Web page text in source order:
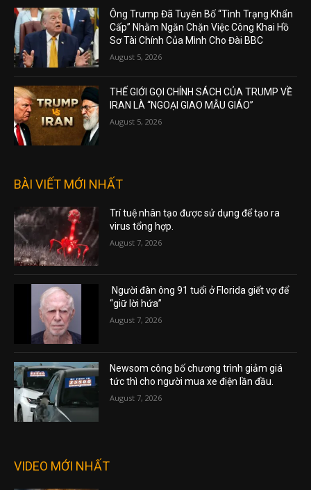
Ông Trump Đã Tuyên Bố “Tình Trạng Khẩn
Cấp” Nhằm Ngăn Chặn Việc Công Khai Hồ
Sơ Tài Chính Của Mình Cho Đài BBC
August 5, 2026
THẾ GIỚI GỌI CHÍNH SÁCH CỦA TRUMP VỀ
IRAN LÀ “NGOẠI GIAO MẪU GIÁO”
August 5, 2026
BÀI VIẾT MỚI NHẤT
Trí tuệ nhân tạo được sử dụng để tạo ra
virus tổng hợp.
August 7, 2026
Người đàn ông 91 tuổi ở Florida giết vợ để
“giữ lời hứa”
August 7, 2026
Newsom công bố chương trình giảm giá
tức thì cho người mua xe điện lần đầu.
August 7, 2026
VIDEO MỚI NHẤT